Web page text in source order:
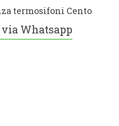
termosifoni Cento
Whatsapp